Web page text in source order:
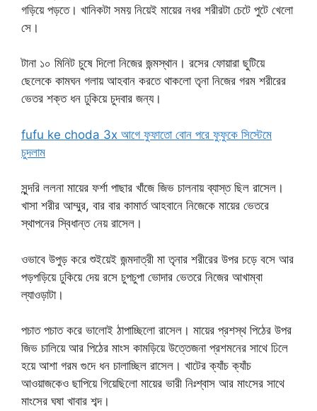
গড়িয়ে পড়তে। খানিকটা সময় নিয়েই মায়ের নধর শরীরটা চেটে পুটে খেলো
সে।
টানা ১০ মিনিট চুষে দিলো নিজের জন্মস্থান। রসের ফোয়ারা ছুটিয়ে
ছেলেকে কামঘন গলায় আহবান করতে থাকলো তৃনা নিজের গরম শরীরের
ভেতর শক্ত ধন ঢুকিয়ে চুদবার জন্য।
fufu ke choda 3x আগে ফুফাতো বোন পরে ফুফুকে সিস্টেমে
চুদলাম
সুন্দরি ললনা মায়ের ফর্শা পাছার খাঁজে জিভ চালনায় ব্যাস্ত ছিল রাসেল।
খাসা শরীর আম্মুর, বার বার কামার্ত আহবানে নিজেকে মায়ের ভেতরে
স্থাপনের স্বিধান্ত নেয় রাসেল।
ওভাবে উপুড় করে শুইয়েই জন্মদাত্রী মা তৃনার শরীরের উপর চড়ে বসে আর
পড়পড়িয়ে ঢুকিয়ে দেয় রসে চুপচুপা ভোদার ভেতরে নিজের আখাম্বা
ল্যাওড়াটা।
পচাত পচাত করে ভালোই ঠাপাচ্ছিলো রাসেল। মায়ের প্রশস্থ পিঠের উপর
জিভ চালিয়ে আর পিঠের মাংস কামড়িয়ে উত্তেজনা প্রশমনের সাথে ঢিলে
হয়ে আশা গরম গুদে ধন চালাচ্ছিল রাসেল। খাটের ক্যাঁচ ক্যাঁচ
আওয়াজকেও ছাপিয়ে গিয়েছিলো মায়ের ভারী নিঃশ্বাস আর মাংসের সাথে
মাংসের ঘষা খাবার শব্দ।